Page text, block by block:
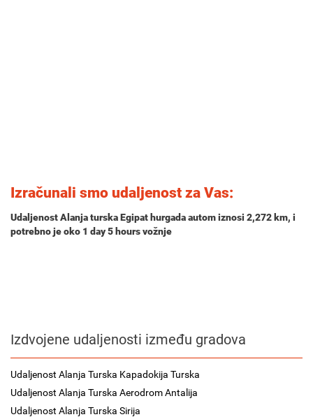
Izračunali smo udaljenost za Vas:
Udaljenost Alanja turska Egipat hurgada autom iznosi 2,272 km, i
potrebno je oko 1 day 5 hoursvožnje
Izdvojene udaljenosti između gradova
Udaljenost Alanja Turska Kapadokija Turska
Udaljenost Alanja Turska Aerodrom Antalija
Udaljenost Alanja Turska Sirija